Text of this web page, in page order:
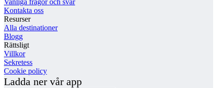
Kontakta oss
Resurser
Alla destinationer
Blogg
Rättsligt
Villkor
Sekretess
Cookie policy
Ladda ner vår app